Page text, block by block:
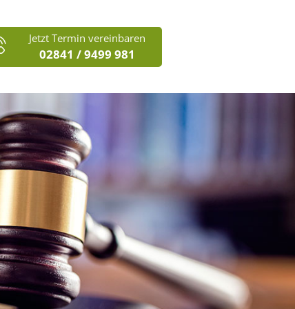
Jetzt Termin vereinbaren
02841 / 9499 981